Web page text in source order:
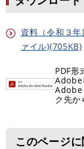
資料（令和３
ァイル)(705KB)
PDF形
Adobe
Adobe
ク先か
このページ